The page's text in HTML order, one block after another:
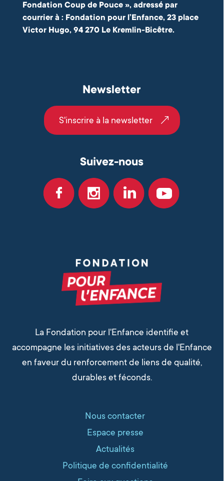
Fondation Coup de Pouce », adressé par
courrier à : Fondation pour l’Enfance, 23 place
Victor Hugo, 94 270 Le Kremlin-Bicêtre.
Newsletter
S'inscrire à la newsletter
Suivez-nous
La Fondation pour l'Enfance identifie et
accompagne les initiatives des acteurs de l'Enfance
en faveur du renforcement de liens de qualité,
durables et féconds.
Nous contacter
Espace presse
Actualités
Politique de confidentialité